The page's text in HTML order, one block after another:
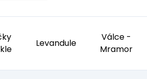
Levandule
Válce -
Mramor